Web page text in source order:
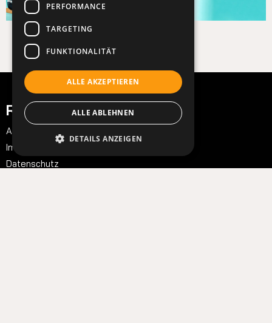
Rechtliches
AGB
Impressum
Datenschutz
PERFORMANCE
TARGETING
FUNKTIONALITÄT
ALLE AKZEPTIEREN
ALLE ABLEHNEN
DETAILS ANZEIGEN